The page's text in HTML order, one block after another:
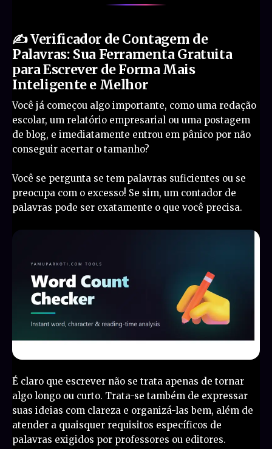
✍️ Verificador de Contagem de
Palavras: Sua Ferramenta Gratuita
para Escrever de Forma Mais
Inteligente e Melhor
Você já começou algo importante, como uma redação
escolar, um relatório empresarial ou uma postagem
de blog, e imediatamente entrou em pânico por não
conseguir acertar o tamanho?
Você se pergunta se tem palavras suficientes ou se
preocupa com o excesso! Se sim, um contador de
palavras pode ser exatamente o que você precisa.
É claro que escrever não se trata apenas de tornar
algo longo ou curto. Trata-se também de expressar
suas ideias com clareza e organizá-las bem, além de
atender a quaisquer requisitos específicos de
palavras exigidos por professores ou editores.